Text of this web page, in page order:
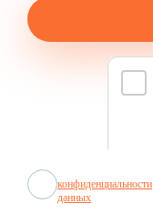
конфиденциальности
данных